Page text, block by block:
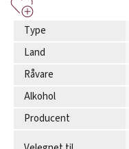
Type
Land
Råvare
Alkohol
Producent